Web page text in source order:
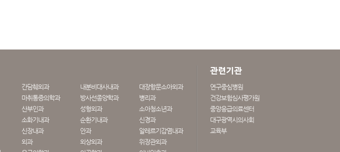
간담췌외과 내분비대사내과
대장항문소아외과
마취통증의학과 방사선종양학과
병리과
산부인과 성형외과
소아청소년과
소화기내과 순환기내과
신경과
신장내과 안과
알레르기감염내과
외과 외상외과
위장관외과
관련기관
연구중심병원
건강보험심사평가원
중앙응급의료센터
대구광역시의사회
교육부